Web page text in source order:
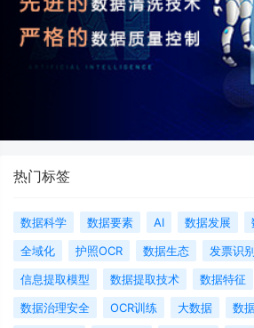
热门标签
数据科学 数据要素 AI 数据发展
全域化
护照OCR 数据生态 发票识别
信息提取模型
数据提取技术 数据特征
数据治理安全
OCR训练 大数据 数